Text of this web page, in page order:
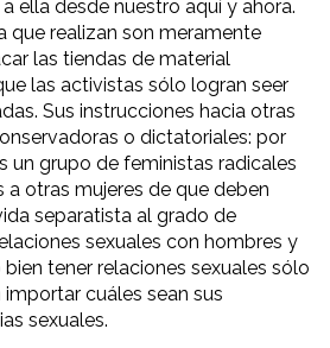
ella desde nuestro aquí y ahora.
que realizan son meramente
las tiendas de material
las activistas sólo logran seer
Sus instrucciones hacia otras
o dictatoriales: por
un grupo de feministas radicales
a otras mujeres de que deben
separatista al grado de
sexuales con hombres y
tener relaciones sexuales sólo
cuáles sean sus
sexuales.